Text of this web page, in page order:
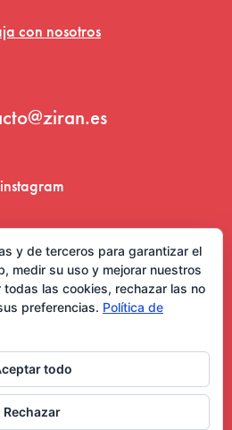
con nosotros
instagram
y Condiciones de Uso
y de terceros para garantizar el
medir su uso y mejorar nuestros
las cookies, rechazar las no
preferencias. Política de
todo
Rechazar